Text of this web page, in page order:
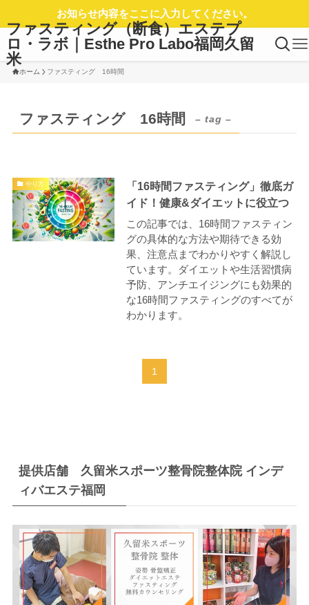
お知らせ内容をここに入力してください。
ファスティング（断食）エステプ
ロ・ラボ｜Esthe Pro Labo福岡久留
米
ホーム ファスティング 16時間
ファスティング 16時間 – tag –
やり方
「16時間ファスティング」徹底ガ
イド！健康&ダイエットに役立つ
この記事では、16時間ファスティン
グの具体的な方法や期待できる効
果、注意点までわかりやすく解説し
ています。ダイエットや生活習慣病
予防、アンチエイジングにも効果的
な16時間ファスティングのすべてが
わかります。
1
提供店舗 久留米スポーツ整骨院整体院 インデ
ィバエステ福岡